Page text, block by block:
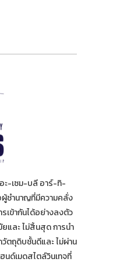
ะ-เซม-บลี อาร์-ทิ-
ชำนาญที่มีความคลั่ง
เข้ากันได้อย่างลงตัว
และ ไม่สิ้นสุด การนำ
ตถุดิบชั้นดีและ ไม่ผ่าน
นด์เมดสไตล์วินเทจที่